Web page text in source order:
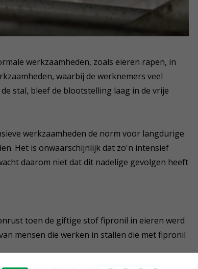
werkzaamheden, zoals eieren rapen, in
waarbij de werknemers veel
stal, bleef de blootstelling laag in de vrije
werkzaamheden de norm voor langdurige
Het is onwaarschijnlijk dat zo'n intensief
daarom niet dat dit nadelige gevolgen heeft
toen de giftige stof fipronil in eieren werd
mensen die werken in stallen die met fipronil